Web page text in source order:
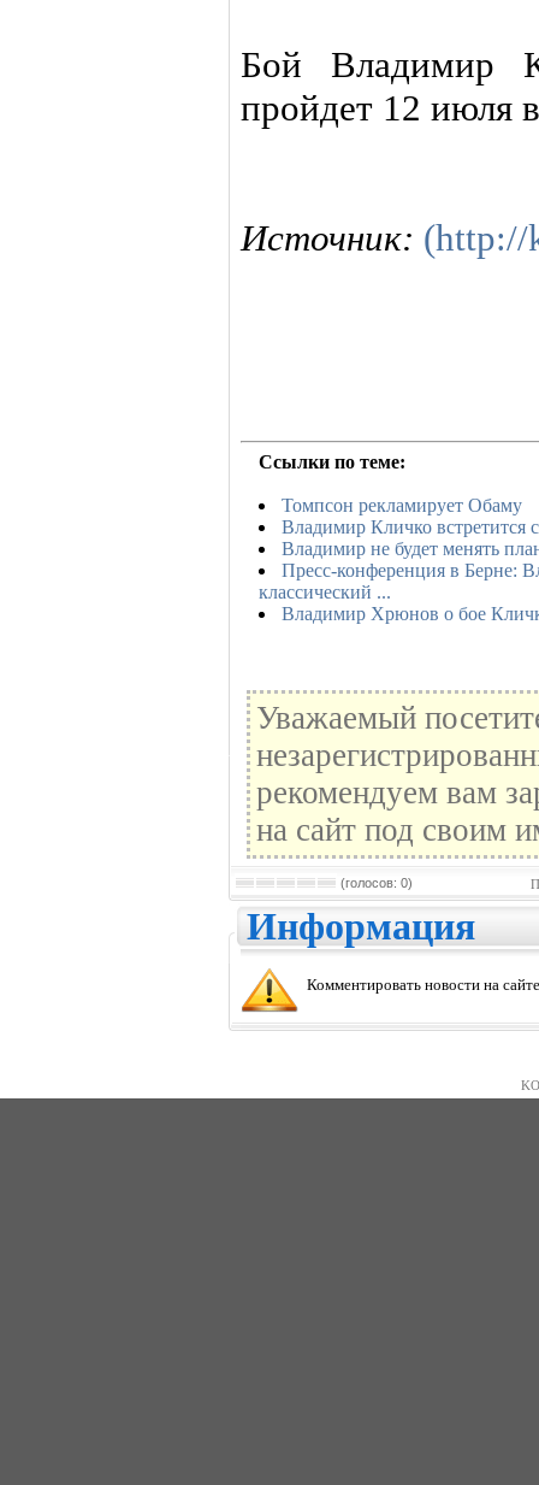
Бой Владимир
пройдет 12 июля
Источник: (http://
Ссылки по теме:
Томпсон рекламирует Обаму
Владимир Кличко встретится
Владимир не будет менять
Пресс-конференция в Берне:
классический ...
Владимир Хрюнов о бое
Уважаемый
рекомендуем вам
на сайт под своим
(голосов: 0)
Информация
Комментировать новости на